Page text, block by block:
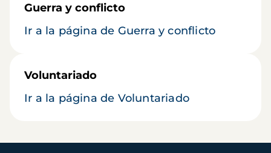
Guerra y conflicto
Ir a la página de Guerra y conflicto
Voluntariado
Ir a la página de Voluntariado